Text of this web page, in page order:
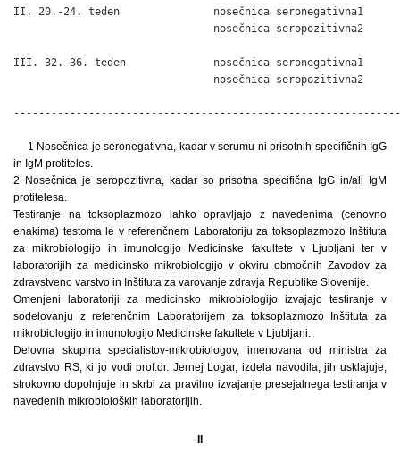
II. 20.-24. teden               nosečnica seronegativna1
nosečnica seropozitivna2
III. 32.-36. teden              nosečnica seronegativna1
nosečnica seropozitivna2
1 Nosečnica je seronegativna, kadar v serumu ni prisotnih specifičnih IgG
in IgM protiteles.
2 Nosečnica je seropozitivna, kadar so prisotna specifična IgG in/ali IgM
protitelesa.
Testiranje na toksoplazmozo lahko opravljajo z navedenima (cenovno
enakima) testoma le v referenčnem Laboratoriju za toksoplazmozo Inštituta
za mikrobiologijo in imunologijo Medicinske fakultete v Ljubljani ter v
laboratorijih za medicinsko mikrobiologijo v okviru območnih Zavodov za
zdravstveno varstvo in Inštituta za varovanje zdravja Republike Slovenije.
Omenjeni laboratoriji za medicinsko mikrobiologijo izvajajo testiranje v
sodelovanju z referenčnim Laboratorijem za toksoplazmozo Inštituta za
mikrobiologijo in imunologijo Medicinske fakultete v Ljubljani.
Delovna skupina specialistov-mikrobiologov, imenovana od ministra za
zdravstvo RS, ki jo vodi prof.dr. Jernej Logar, izdela navodila, jih usklajuje,
strokovno dopolnjuje in skrbi za pravilno izvajanje presejalnega testiranja v
navedenih mikrobioloških laboratorijih.
II